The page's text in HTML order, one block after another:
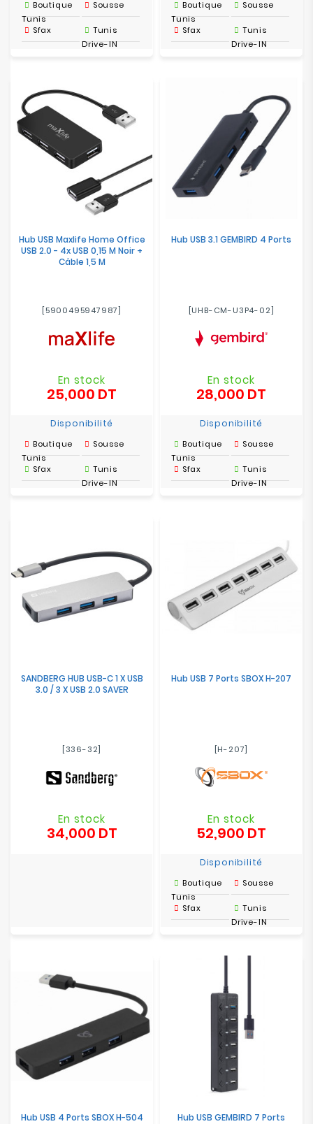
Boutique
Tunis
Sousse
Sfax
Tunis
Drive-IN
Boutique
Tunis
Sousse
Sfax
Tunis
Drive-IN
Hub USB Maxlife Home Office
USB 2.0 - 4x USB 0,15 M Noir +
Câble 1,5 M
[5900495947987]
En stock
25,000 DT
Disponibilité
Boutique
Tunis
Sousse
Sfax
Tunis
Drive-IN
Hub USB 3.1 GEMBIRD 4 Ports
[UHB-CM-U3P4-02]
En stock
28,000 DT
Disponibilité
Boutique
Tunis
Sousse
Sfax
Tunis
Drive-IN
SANDBERG HUB USB-C 1 X USB
3.0 / 3 X USB 2.0 SAVER
[336-32]
En stock
34,000 DTPrix
Hub USB 7 Ports SBOX H-207
[H-207]
En stock
52,900 DT
Disponibilité
Boutique
Tunis
Sousse
Sfax
Tunis
Drive-IN
Hub USB 4 Ports SBOX H-504 Hub USB GEMBIRD 7 Ports